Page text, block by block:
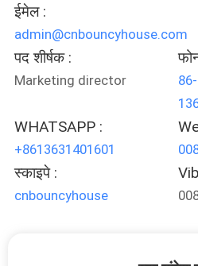
COMPANY
NEWS
PRIVACY
POLICY
ईमेल :
admin@cnbouncyhouse.com
पद शीर्षक :
Marketing director
WHATSAPP :
+8613631401601
स्काइपे :
cnbouncyhouse